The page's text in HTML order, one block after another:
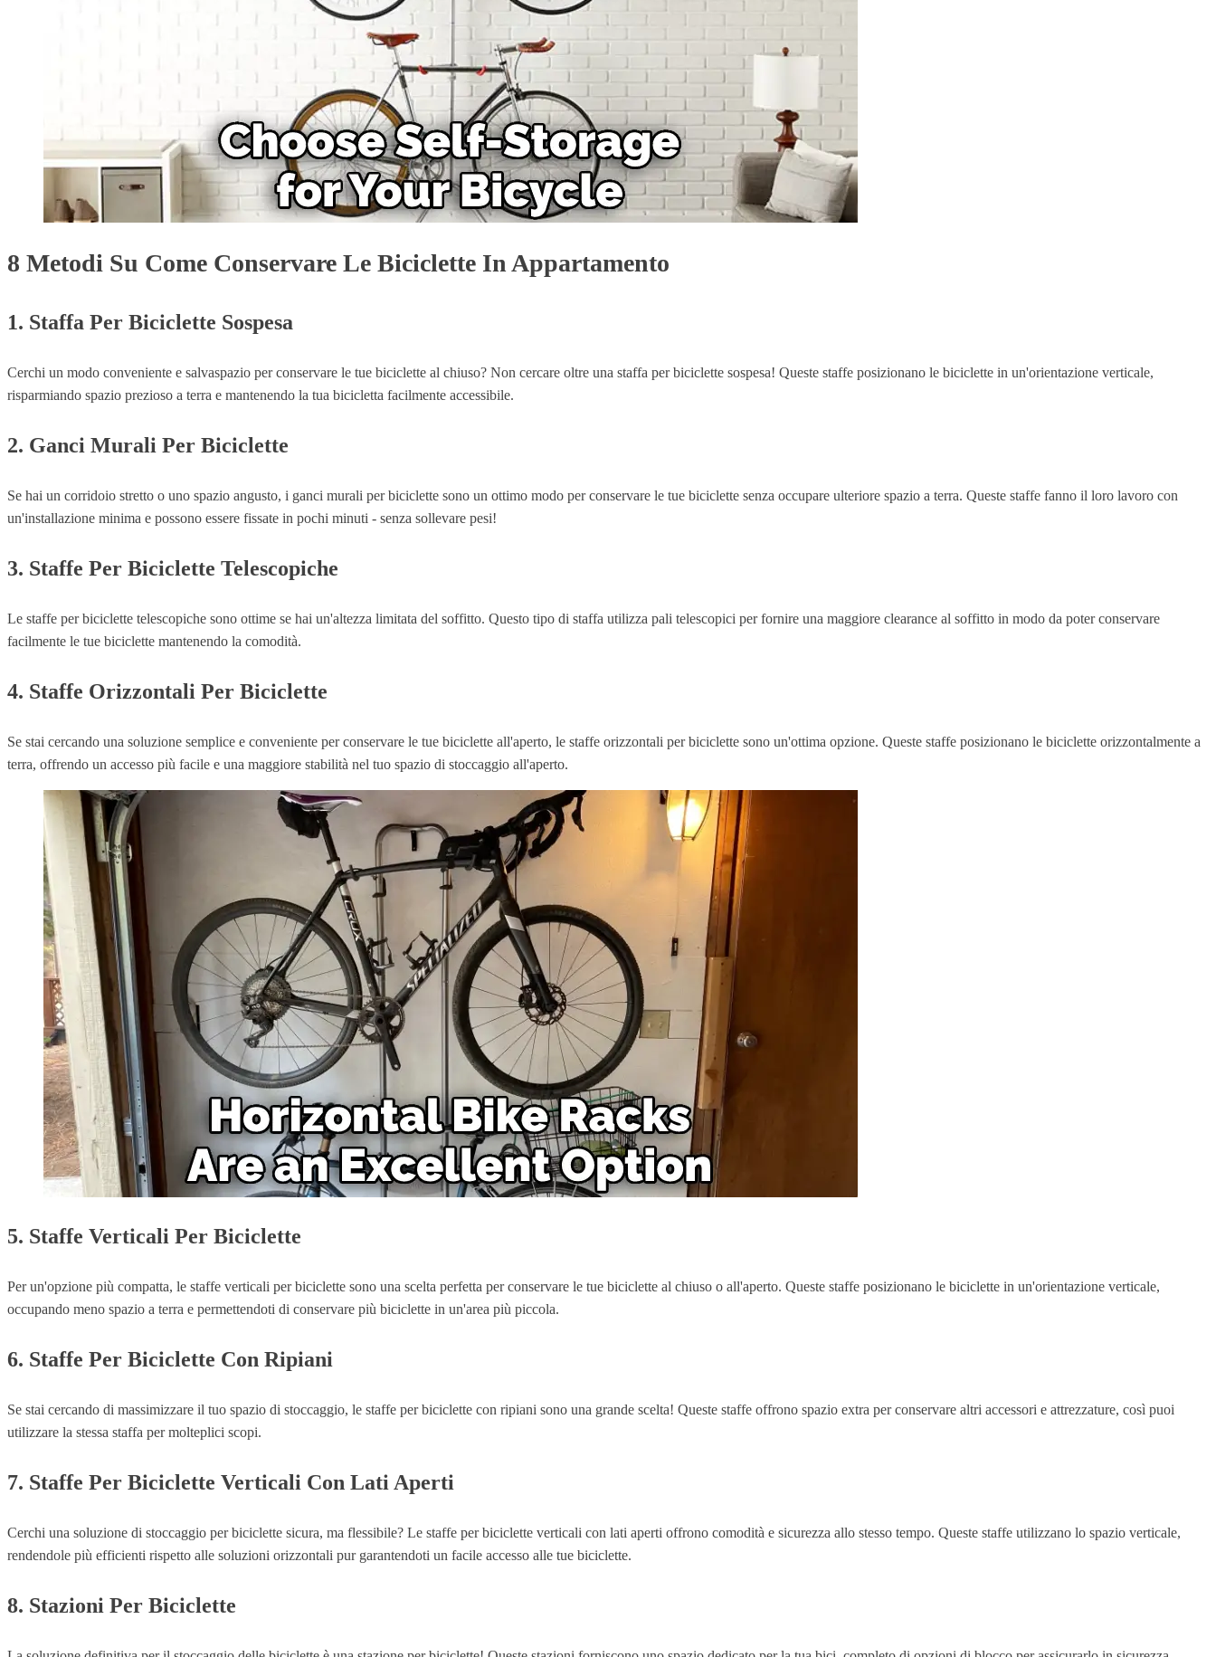
8 Metodi Su Come Conservare Le Biciclette In Appartamento
1. Staffa Per Biciclette Sospesa
Cerchi un modo conveniente e salvaspazio per conservare le tue biciclette al chiuso? Non cercare oltre una staffa per biciclette sospesa! Queste staffe posizionano le biciclette in un'orientazione verticale,
risparmiando spazio prezioso a terra e mantenendo la tua bicicletta facilmente accessibile.
2. Ganci Murali Per Biciclette
Se hai un corridoio stretto o uno spazio angusto, i ganci murali per biciclette sono un ottimo modo per conservare le tue biciclette senza occupare ulteriore spazio a terra. Queste staffe fanno il loro lavoro con
un'installazione minima e possono essere fissate in pochi minuti - senza sollevare pesi!
3. Staffe Per Biciclette Telescopiche
Le staffe per biciclette telescopiche sono ottime se hai un'altezza limitata del soffitto. Questo tipo di staffa utilizza pali telescopici per fornire una maggiore clearance al soffitto in modo da poter conservare
facilmente le tue biciclette mantenendo la comodità.
4. Staffe Orizzontali Per Biciclette
Se stai cercando una soluzione semplice e conveniente per conservare le tue biciclette all'aperto, le staffe orizzontali per biciclette sono un'ottima opzione. Queste staffe posizionano le biciclette orizzontalmente a
terra, offrendo un accesso più facile e una maggiore stabilità nel tuo spazio di stoccaggio all'aperto.
5. Staffe Verticali Per Biciclette
Per un'opzione più compatta, le staffe verticali per biciclette sono una scelta perfetta per conservare le tue biciclette al chiuso o all'aperto. Queste staffe posizionano le biciclette in un'orientazione verticale,
occupando meno spazio a terra e permettendoti di conservare più biciclette in un'area più piccola.
6. Staffe Per Biciclette Con Ripiani
Se stai cercando di massimizzare il tuo spazio di stoccaggio, le staffe per biciclette con ripiani sono una grande scelta! Queste staffe offrono spazio extra per conservare altri accessori e attrezzature, così puoi
utilizzare la stessa staffa per molteplici scopi.
7. Staffe Per Biciclette Verticali Con Lati Aperti
Cerchi una soluzione di stoccaggio per biciclette sicura, ma flessibile? Le staffe per biciclette verticali con lati aperti offrono comodità e sicurezza allo stesso tempo. Queste staffe utilizzano lo spazio verticale,
rendendole più efficienti rispetto alle soluzioni orizzontali pur garantendoti un facile accesso alle tue biciclette.
8. Stazioni Per Biciclette